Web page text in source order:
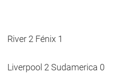
River 2 Fénix 1
Liverpool 2 Sudamerica 0